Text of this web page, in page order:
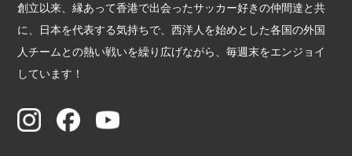
創立以来、縁あって香港で出会ったサッカー好きの仲間達と共
に、日本を代表する気持ちで、西洋人を始めとした各国の外国
人チームとの熱い戦いを繰り広げながら、毎週末をエンジョイ
しています！